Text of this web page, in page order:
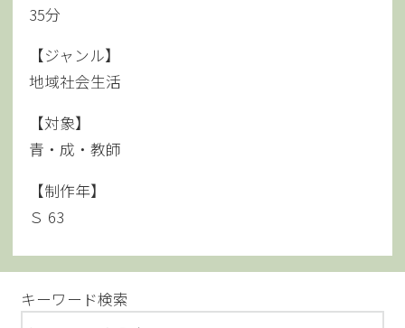
35分
【ジャンル】
地域社会生活
【対象】
青・成・教師
【制作年】
Ｓ 63
キーワード検索